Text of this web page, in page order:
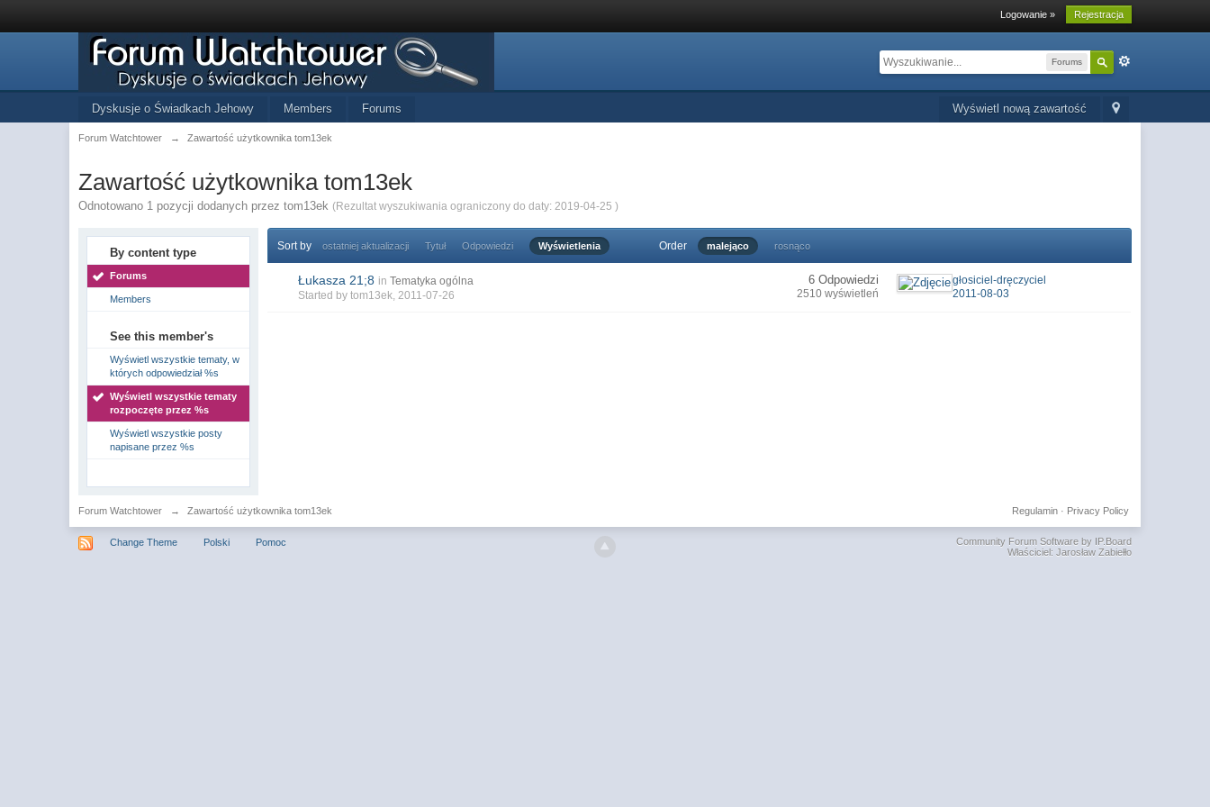
Logowanie » Rejestracja
Forums
Wyświetl nową zawartość
Dyskusje o Świadkach Jehowy Members Forums
Forum Watchtower → Zawartość użytkownika tom13ek
Zawartość użytkownika tom13ek
Odnotowano 1 pozycji dodanych przez tom13ek (Rezultat wyszukiwania ograniczony do daty: 2019-04-25 )
By content type
Forums
Members
See this member's
Wyświetl wszystkie tematy, w
których odpowiedział %s
Wyświetl wszystkie tematy
rozpoczęte przez %s
Wyświetl wszystkie posty
napisane przez %s
Sort by ostatniej aktualizacji Tytuł Odpowiedzi Wyświetlenia Order malejąco rosnąco
Łukasza 21;8 in Tematyka ogólna
Started bytom13ek, 2011-07-26
6 Odpowiedzi
2510 wyświetleń
głosiciel-dręczyciel
2011-08-03
Forum Watchtower → Zawartość użytkownika tom13ek Privacy Policy
Regulamin·
Change Theme Polski Pomoc
Community Forum Software by IP.Board
Właściciel: Jarosław Zabiełło